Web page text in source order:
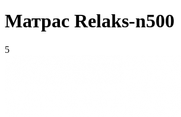
Матрас Relaks-n500
5